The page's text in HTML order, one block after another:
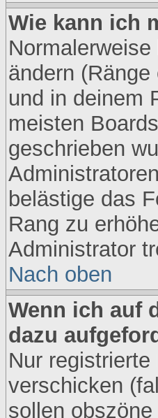
Wie kann ich
ändern
und in deinem
meisten
geschrieben
belästige das
Rang zu
Administrator
Nach oben
Wenn ich auf
dazu
Nur
verschicken
sollen